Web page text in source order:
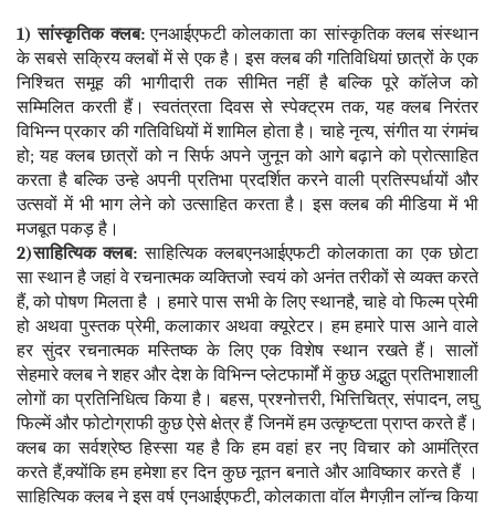
1) सांस्कृतिक क्लब:एनआईएफटी कोलकाता का सांस्कृतिक क्लब संस्थान
के सबसे सक्रिय क्लबों में से एक है। इस क्लब की गतिविधियां छात्रों के एक
निश्चित समूह की भागीदारी तक सीमित नहीं है बल्कि पूरे कॉलेज को
सम्मिलित करती हैं। स्वतंत्रता दिवस से स्पेक्ट्रम तक, यह क्लब निरंतर
विभिन्न प्रकार की गतिविधियों में शामिल होता है। चाहे नृत्य, संगीत या रंगमंच
हो; यह क्लब छात्रों को न सिर्फ अपने जुनून को आगे बढ़ाने को प्रोत्साहित
करता है बल्कि उन्हे अपनी प्रतिभा प्रदर्शित करने वाली प्रतिस्पर्धायों और
उत्सवों में भी भाग लेने को उत्साहित करता है। इस क्लब की मीडिया में भी
मजबूत पकड़ है।
2)साहित्यिक क्लब:साहित्यिक क्लबएनआईएफटी कोलकाता का एक छोटा
सा स्थान है जहां वे रचनात्मक व्यक्तिजो स्वयं को अनंत तरीकों से व्यक्त करते
हैं, को पोषण मिलता है । हमारे पास सभी के लिए स्थानहै, चाहे वो फिल्म प्रेमी
हो अथवा पुस्तक प्रेमी, कलाकार अथवा क्यूरेटर। हम हमारे पास आने वाले
हर सुंदर रचनात्मक मस्तिष्क के लिए एक विशेष स्थान रखते हैं। सालों
सेहमारे क्लब ने शहर और देश के विभिन्न प्लेटफार्मों में कुछ अद्भुत प्रतिभाशाली
लोगों का प्रतिनिधित्व किया है। बहस, प्रश्नोत्तरी, भित्तिचित्र, संपादन, लघु
फिल्में और फोटोग्राफी कुछ ऐसे क्षेत्र हैं जिनमें हम उत्कृष्टता प्राप्त करते हैं।
क्लब का सर्वश्रेष्ठ हिस्सा यह है कि हम वहां हर नए विचार को आमंत्रित
करते हैं,क्योंकि हम हमेशा हर दिन कुछ नूतन बनाते और आविष्कार करते हैं ।
साहित्यिक क्लब ने इस वर्ष एनआईएफटी, कोलकाता वॉल मैगज़ीन लॉन्च किया